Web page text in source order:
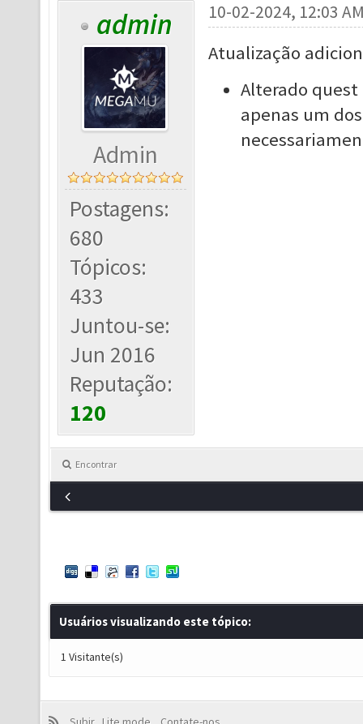
admin
Admin
Postagens:
680
Tópicos:
433
Juntou-se:
Jun 2016
Reputação:
120
10-02-2024, 12:03
Atualização
Alterado quest
apenas um
Encontrar
Usuários visualizando este tópico:
1 Visitante(s)